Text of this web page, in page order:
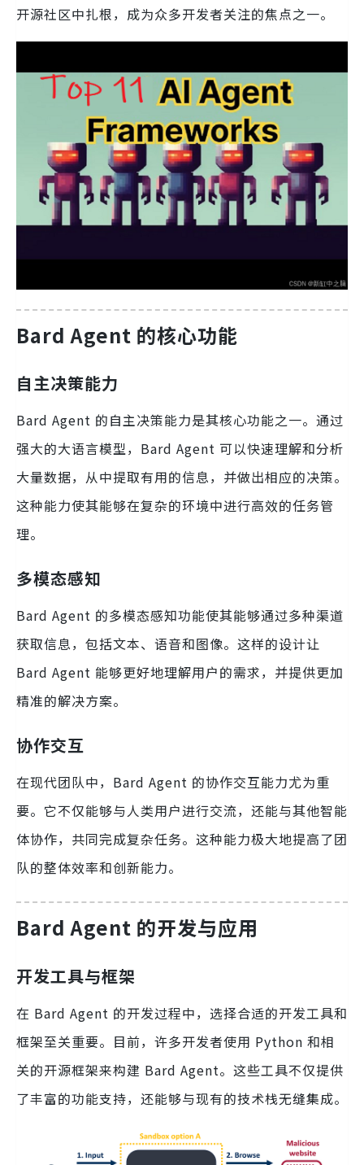
开源社区中扎根，成为众多开发者关注的焦点之一。
Bard Agent 的核心功能
自主决策能力
Bard Agent 的自主决策能力是其核心功能之一。通过
强大的大语言模型，Bard Agent 可以快速理解和分析
大量数据，从中提取有用的信息，并做出相应的决策。
这种能力使其能够在复杂的环境中进行高效的任务管
理。
多模态感知
Bard Agent 的多模态感知功能使其能够通过多种渠道
获取信息，包括文本、语音和图像。这样的设计让
Bard Agent 能够更好地理解用户的需求，并提供更加
精准的解决方案。
协作交互
在现代团队中，Bard Agent 的协作交互能力尤为重
要。它不仅能够与人类用户进行交流，还能与其他智能
体协作，共同完成复杂任务。这种能力极大地提高了团
队的整体效率和创新能力。
Bard Agent 的开发与应用
开发工具与框架
在 Bard Agent 的开发过程中，选择合适的开发工具和
框架至关重要。目前，许多开发者使用 Python 和相
关的开源框架来构建 Bard Agent。这些工具不仅提供
了丰富的功能支持，还能够与现有的技术栈无缝集成。